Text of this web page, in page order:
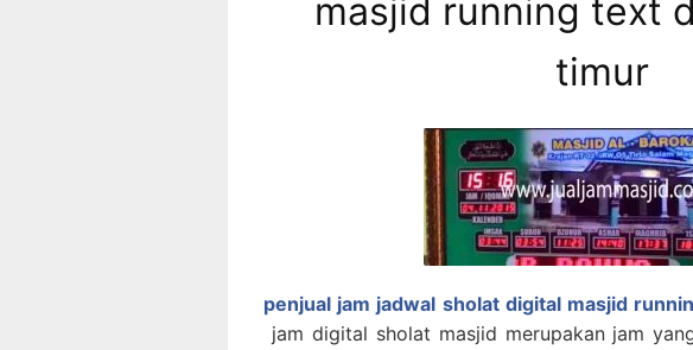
masjid running text
timur
penjual jam jadwal sholat digital masjid
jam digital sholat masjid merupakan jam